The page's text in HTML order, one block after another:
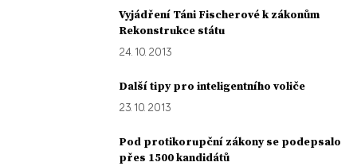
Vyjádření Táni Fischerové k zákonům
Rekonstrukce státu
24. 10. 2013
Další tipy pro inteligentního voliče
23. 10. 2013
Pod protikorupční zákony se podepsalo
přes 1500 kandidátů